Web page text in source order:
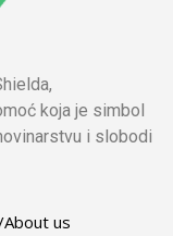
koja je simbol
i slobodi
us